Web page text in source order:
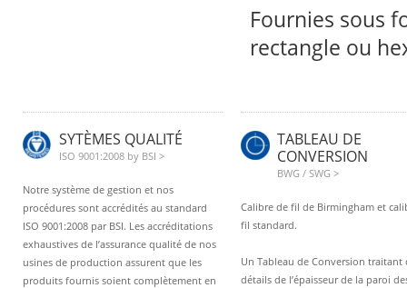
Fournies sous
rectangle ou
SYTÈMES QUALITÉ
ISO 9001:2008 by BSI >
Notre système de gestion et nos
procédures sont accrédités au standard
ISO 9001:2008 par BSI. Les accréditations
exhaustives de l’assurance qualité de nos
usines de production assurent que les
produits fournis soient complètement en
TABLEAU DE
CONVERSION
BWG / SWG >
Calibre de fil de Birmingham et
fil standard.
Un Tableau de Conversion traitant
détails de l’épaisseur de la paroi